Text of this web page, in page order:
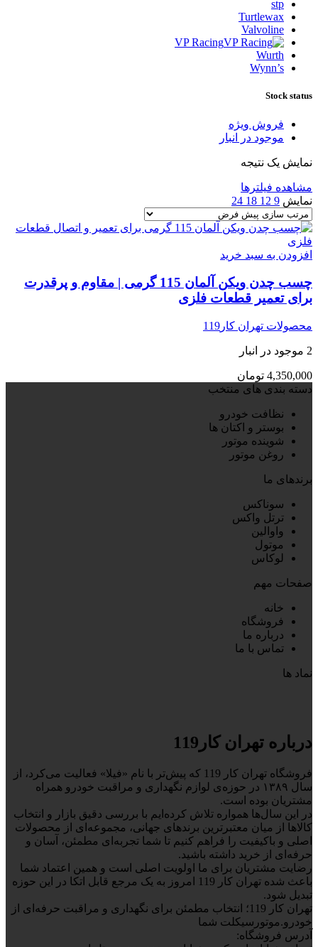
stp
Turtlewax
Valvoline
VP Racing
Wurth
Wynn’s
Stock status
فروش ویژه
موجود در انبار
نمایش یک نتیجه
مشاهده فیلترها
نمایش 9
12
18
24
افزودن به سبد خرید
چسب چدن ویکن آلمان 115 گرمی | مقاوم و پرقدرت
برای تعمیر قطعات فلزی
محصولات تهران کار119
2 موجود در انبار
4,350,000 تومان
دسته بندی های منتخب
نظافت خودرو
بوستر و اکتان ها
شوینده موتور
روغن موتور
برندهای ما
سوناکس
ترتل واکس
واوالین
موتول
لوکاس
صفحات مهم
خانه
فروشگاه
درباره ما
تماس با ما
نماد ها
درباره تهران کار119
فروشگاه تهران کار 119 که پیش‌تر با نام «فیلا» فعالیت می‌کرد، از
سال ۱۳۸۹ در حوزه‌ی لوازم نگهداری و مراقبت خودرو همراه
مشتریان بوده است.
در این سال‌ها همواره تلاش کرده‌ایم با بررسی دقیق بازار و انتخاب
کالاها از میان معتبرترین برندهای جهانی، مجموعه‌ای از محصولات
اصلی و باکیفیت را فراهم کنیم تا شما تجربه‌ای مطمئن، آسان و
حرفه‌ای از خرید داشته باشید.
رضایت مشتریان برای ما اولویت اصلی است و همین اعتماد شما
باعث شده تهران کار 119 امروز به یک مرجع قابل اتکا در این حوزه
تبدیل شود.
تهران کار 119؛ انتخاب مطمئن برای نگهداری و مراقبت حرفه‌ای از
خودرو.موتورسیکلت شما
آدرس فروشگاه: